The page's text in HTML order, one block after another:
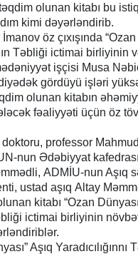
olunan kitabı bu
kimi dəyərləndirib.
öz çıxışında “Ozan
Təbliği ictimai birliyinin
işçisi Musa
gördüyü işləri
olunan kitabın
fəaliyyəti üçün öz
professor Mahmud
nun Ədəbiyyat
ADMİU-nun Aşıq
ustad aşıq Altay
kitabı “Ozan
ictimai birliyinin
Aşıq